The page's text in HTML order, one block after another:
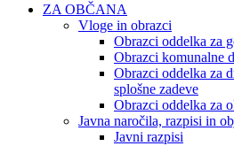
ZA OBČANA
Vloge in obrazci
Obrazci oddelka za
Obrazci komunalne
Obrazci oddelka za
splošne zadeve
Obrazci oddelka za
Javna naročila, razpisi in
Javni razpisi